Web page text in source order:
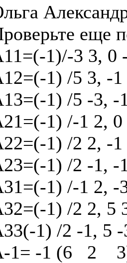
еще
1)/-3 3, 0
1) /5 3, -
1) /5 -3, -
1) /-1 2,
1) /2 2, -
1) /2 -1, -
1) /-1 2, -
1) /2 2, 5
1) /2 -1, 5
1= -1 (6   2